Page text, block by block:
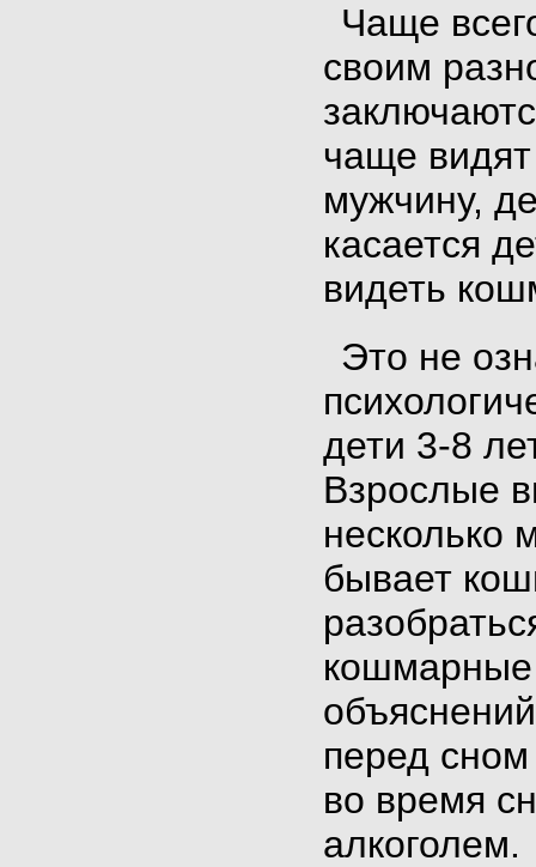
Чаще
своим
чаще
мужчину,
касается
видеть
Это не
дети 3-8
Взрослые
несколько
бывает
кошмарные
перед сном
во время
алкоголем.